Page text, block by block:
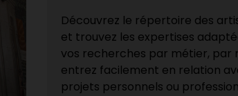
Découvrez le répertoire des
et trouvez les expertises
vos recherches par métier, par
entrez facilement en relation
projets personnels ou